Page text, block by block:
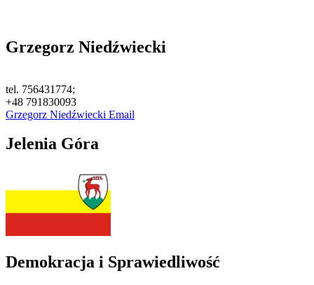
Grzegorz Niedźwiecki
tel. 756431774;
+48 791830093
Grzegorz Niedźwiecki Email
Jelenia Góra
Demokracja i Sprawiedliwość